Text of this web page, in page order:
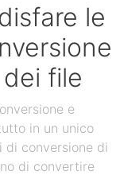
le
file
e
in un unico
di conversione di
di convertire